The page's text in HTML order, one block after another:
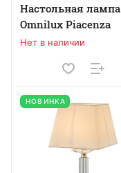
Настольная лампа
Omnilux Piacenza
Нет в наличии
НОВИНКА